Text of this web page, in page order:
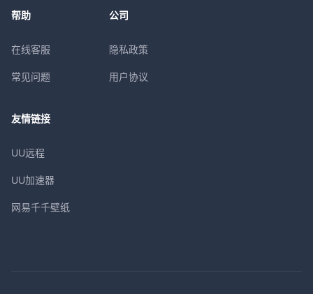
帮助
在线客服
常见问题
公司
隐私政策
用户协议
友情链接
UU远程
UU加速器
网易千千壁纸